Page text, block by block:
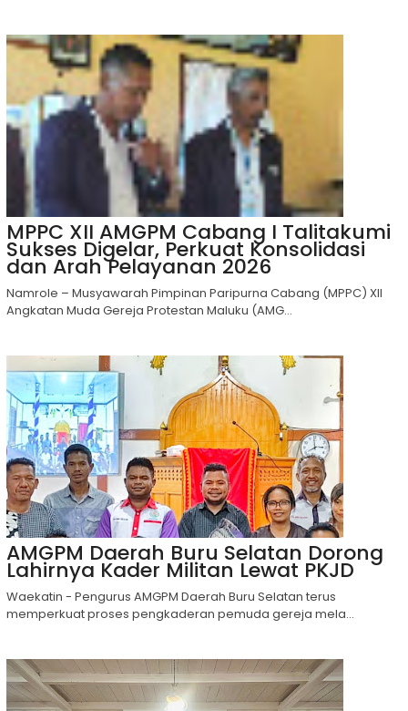
MPPC XII AMGPM Cabang I Talitakumi
Sukses Digelar, Perkuat Konsolidasi
dan Arah Pelayanan 2026
Namrole – Musyawarah Pimpinan Paripurna Cabang (MPPC) XII
Angkatan Muda Gereja Protestan Maluku (AMG...
AMGPM Daerah Buru Selatan Dorong
Lahirnya Kader Militan Lewat PKJD
Waekatin - Pengurus AMGPM Daerah Buru Selatan terus
memperkuat proses pengkaderan pemuda gereja mela...